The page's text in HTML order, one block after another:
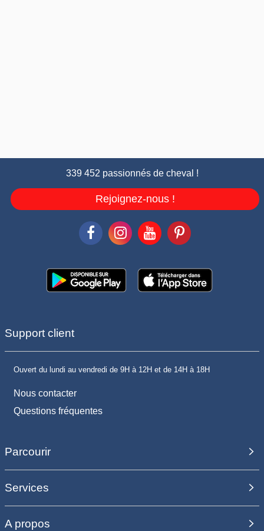
339 452 passionnés de cheval !
Rejoignez-nous !
Support client
Ouvert du lundi au vendredi de 9H à 12H et de 14H à 18H
Nous contacter
Questions fréquentes
Parcourir
Services
A propos